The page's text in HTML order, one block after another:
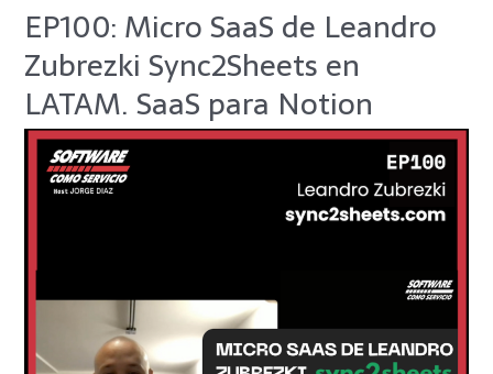
EP100: Micro SaaS de Leandro
Zubrezki Sync2Sheets en
LATAM. SaaS para Notion
EP100:
Micro
SaaS
Leandro
Zubrezki
Sync2Sheets
Notion